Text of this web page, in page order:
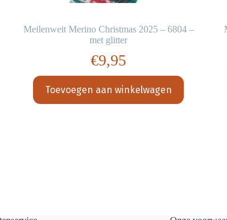
Meilenweit Merino Christmas 2025 – 6804 –
met glitter
€9,95
Toevoegen aan winkelwagen